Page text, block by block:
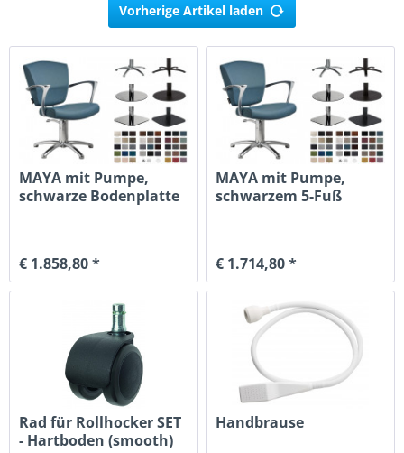
Vorherige Artikel laden
MAYA mit Pumpe,
schwarze Bodenplatte
€ 1.858,80 *
MAYA mit Pumpe,
schwarzem 5-Fuß
€ 1.714,80 *
Rad für Rollhocker SET
- Hartboden (smooth)
Handbrause